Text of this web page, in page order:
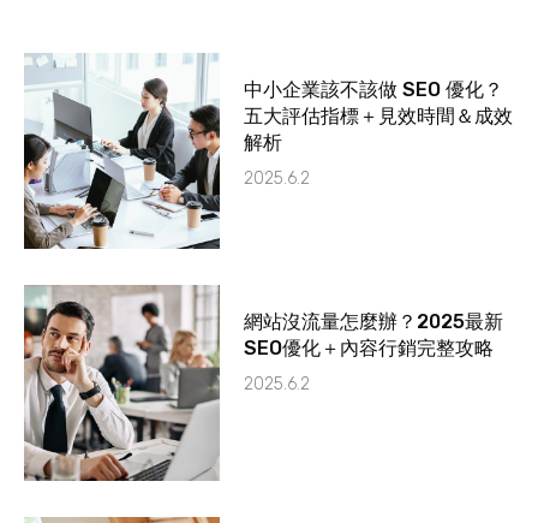
中小企業該不該做 SEO 優化？
五大評估指標＋見效時間＆成效
解析
2025.6.2
網站沒流量怎麼辦？2025最新
SEO優化＋內容行銷完整攻略
2025.6.2